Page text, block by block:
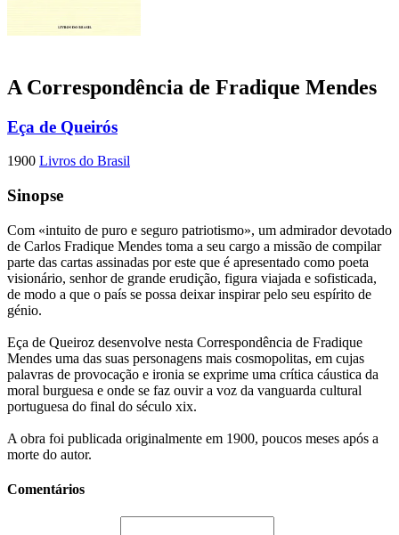
A Correspondência de Fradique Mendes
Eça de Queirós
1900 Livros do Brasil
Sinopse
Com «intuito de puro e seguro patriotismo», um admirador devotado
de Carlos Fradique Mendes toma a seu cargo a missão de compilar
parte das cartas assinadas por este que é apresentado como poeta
visionário, senhor de grande erudição, figura viajada e sofisticada,
de modo a que o país se possa deixar inspirar pelo seu espírito de
génio.
Eça de Queiroz desenvolve nesta Correspondência de Fradique
Mendes uma das suas personagens mais cosmopolitas, em cujas
palavras de provocação e ironia se exprime uma crítica cáustica da
moral burguesa e onde se faz ouvir a voz da vanguarda cultural
portuguesa do final do século xix.
A obra foi publicada originalmente em 1900, poucos meses após a
morte do autor.
Comentários